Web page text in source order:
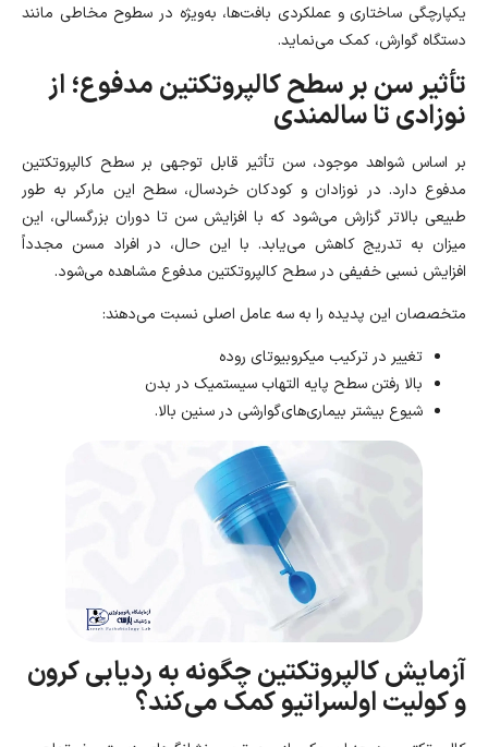
یکپارچگی ساختاری و عملکردی بافت‌ها، به‌ویژه در سطوح مخاطی مانند
دستگاه‌ گوارش، کمک می‌نماید.
تأثیر سن بر سطح کالپروتکتین مدفوع؛ از
نوزادی تا سالمندی
بر اساس شواهد موجود، سن تأثیر قابل توجهی بر سطح کالپروتکتین
مدفوع دارد. در نوزادان و کودکان خردسال، سطح این مارکر به طور
طبیعی بالاتر گزارش می‌شود که با افزایش سن تا دوران بزرگسالی، این
میزان به تدریج کاهش می‌یابد. با این حال، در افراد مسن مجدداً
افزایش نسبی خفیفی در سطح کالپروتکتین مدفوع مشاهده می‌شود.
متخصصان این پدیده را به سه عامل اصلی نسبت می‌دهند:
تغییر در ترکیب میکروبیوتای روده
بالا رفتن سطح پایه التهاب سیستمیک در بدن
شیوع بیشتر بیماری‌های‌گوارشی در سنین بالا.
آزمایش کالپروتکتین چگونه به ردیابی کرون
و کولیت اولسراتیو کمک می‌کند؟